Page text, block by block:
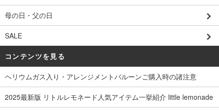
母の日・父の日
SALE
コンテンツを見る
ヘリウムガス入り・アレンジメントバルーンご購入時の諸注意
2025最新版 リトルレモネード人気アイテム一挙紹介 little lemonade